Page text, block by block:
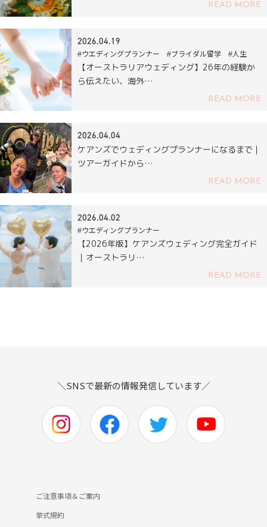
READ MORE
2026.04.19
#ウエディングプランナー #ブライダル留学 #人生
【オーストラリアウェディング】26年の経験か
ら伝えたい、海外…
READ MORE
2026.04.04
ケアンズでウェディングプランナーになるまで｜
ツアーガイドから…
READ MORE
2026.04.02
#ウエディングプランナー
【2026年版】ケアンズウェディング完全ガイド
｜オーストラリ…
READ MORE
＼SNSで最新の情報発信しています／
ご注意事項＆ご案内
挙式規約